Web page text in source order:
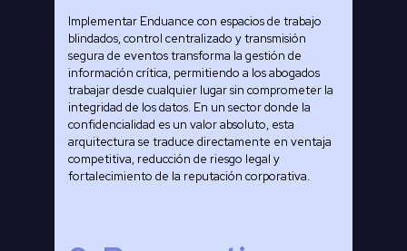
Implementar Enduance con espacios de trabajo
blindados, control centralizado y transmisión
segura de eventos transforma la gestión de
información crítica, permitiendo a los abogados
trabajar desde cualquier lugar sin comprometer la
integridad de los datos. En un sector donde la
confidencialidad es un valor absoluto, esta
arquitectura se traduce directamente en ventaja
competitiva, reducción de riesgo legal y
fortalecimiento de la reputación corporativa.